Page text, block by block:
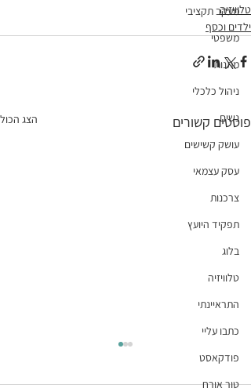
מעקב תקציבי
משפטי
מתנות
ניהול כלכלי
נשים
עושק קשישים
עסק עצמאי
צרכנות
תפקיד היועץ
בלוג
טלוויזיה
התראיינתי
כתבו עליי
פודקאסט
טור אורח
טלוויזיה
ילדים וכסף
פוסטים קשורים הצג הכול